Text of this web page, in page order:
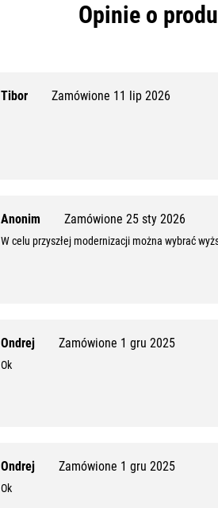
Opinie o ,
0
0
z
Tibor Zamówione 11 lip 2026
Anonim Zamówione 25 sty 2026
W celu przyszłej modernizacji można wybrać
Ondrej Zamówione 1 gru 2025
Ok
Ondrej Zamówione 1 gru 2025
Ok